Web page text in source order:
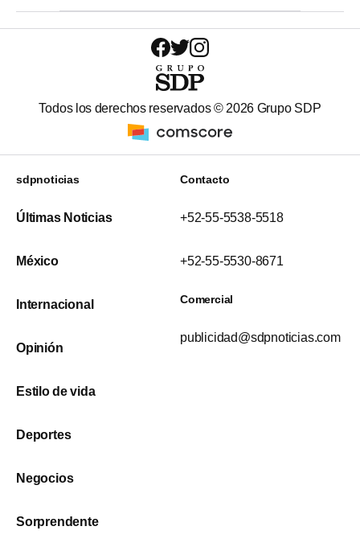
Todos los derechos reservados © 2026 Grupo SDP
sdpnoticias
Últimas Noticias
México
Internacional
Opinión
Estilo de vida
Deportes
Negocios
Sorprendente
Contacto
+52-55-5538-5518
+52-55-5530-8671
Comercial
publicidad@sdpnoticias.com